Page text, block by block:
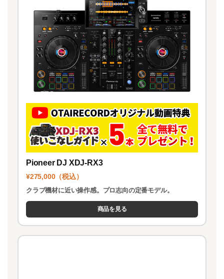
Pioneer DJ XDJ-RX3
¥275,000（税込）
クラブ機材に近い操作感。プロ志向の定番モデル。
商品を見る